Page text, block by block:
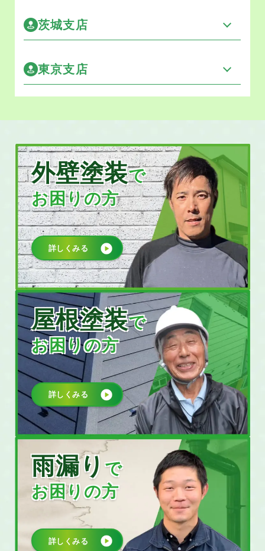
茨城支店
東京支店
外壁塗装で
お困りの方
詳しくみる
屋根塗装で
お困りの方
詳しくみる
雨漏りで
お困りの方
詳しくみる